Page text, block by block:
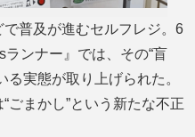
普及が進むセルフレジ。6
ンナー』では、その“盲
る実態が取り上げられた。
ごまかし”という新たな不正